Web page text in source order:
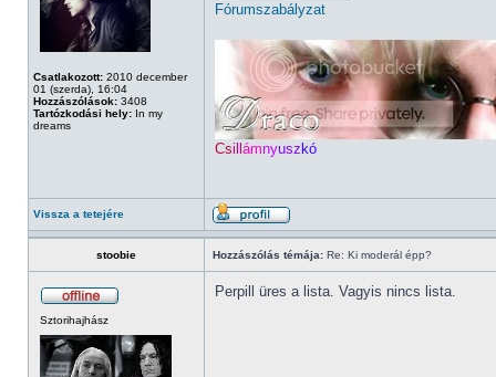
Csatlakozott: 2010 december
01 (szerda), 16:04
Hozzászólások: 3408
Tartózkodási hely: In my
dreams
Fórumszabályzat
Csill ámnyusz kó
Vissza a tetejére
stoobie Hozzászólás témája: Re: Ki moderál épp?
Sztorihajhász
Perpill üres a lista. Vagyis nincs lista.